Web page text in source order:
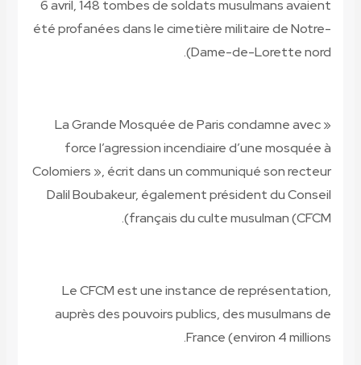
6 avril, 148 tombes de soldats musulmans avaient
été profanées dans le cimetière militaire de Notre-
Dame-de-Lorette nord
).
«
La Grande Mosquée de Paris condamne avec
force l’agression incendiaire d’une mosquée à
Colomiers », écrit dans un communiqué son recteur
Dalil Boubakeur, également président du Conseil
français du culte musulman (CFCM
).
Le CFCM est une instance de représentation,
auprès des pouvoirs publics, des musulmans de
France (environ 4 millions.